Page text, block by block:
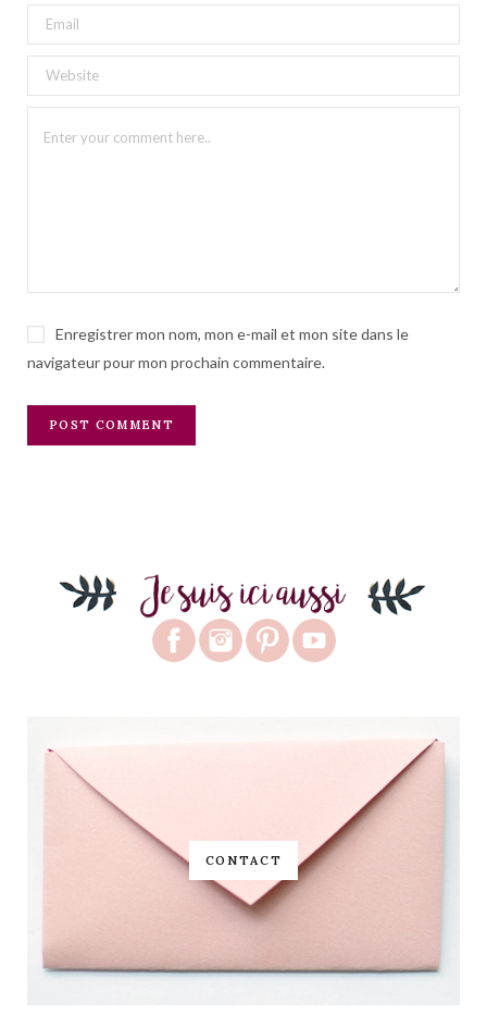
Enregistrer mon nom, mon e-mail et mon site dans le
navigateur pour mon prochain commentaire.
CONTACT